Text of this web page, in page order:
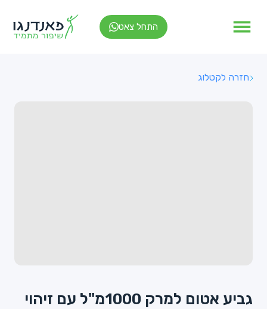
התחל צאט
חזרה לקטלוג
גביע אטום למרק 1000מ"ל עם זיהוי